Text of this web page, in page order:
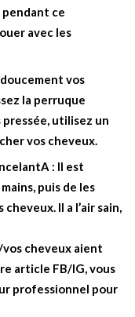
pendant ce
avec les
doucement vos
la perruque
utilisez un
vos cheveux.
: Il est
puis de les
Il a l’air sain,
cheveux aient
article FB/IG, vous
professionnel pour